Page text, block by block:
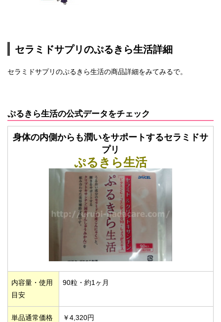
セラミドサプリのぷるきら生活詳細
セラミドサプリのぷるきら生活の商品詳細をみてみるで。
ぷるきら生活の公式データをチェック
身体の内側からも潤いをサポートするセラミドサ
プリ
ぷるきら生活
内容量・使用
目安
90粒・約1ヶ月
単品通常価格
￥4,320円